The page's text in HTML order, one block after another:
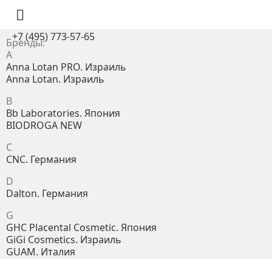

+7 (495) 773-57-65
Бренды:
A
Anna Lotan PRO. Израиль
Anna Lotan. Израиль
B
Bb Laboratories. Япония
BIODROGA NEW
C
CNC. Германия
D
Dalton. Германия
G
GHC Placental Cosmetic. Япония
GiGi Cosmetics. Израиль
GUAM. Италия